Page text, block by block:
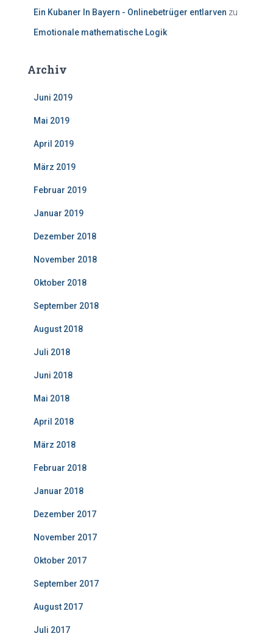
Ein Kubaner In Bayern - Onlinebetrüger entlarven zu
Emotionale mathematische Logik
Archiv
Juni 2019
Mai 2019
April 2019
März 2019
Februar 2019
Januar 2019
Dezember 2018
November 2018
Oktober 2018
September 2018
August 2018
Juli 2018
Juni 2018
Mai 2018
April 2018
März 2018
Februar 2018
Januar 2018
Dezember 2017
November 2017
Oktober 2017
September 2017
August 2017
Juli 2017